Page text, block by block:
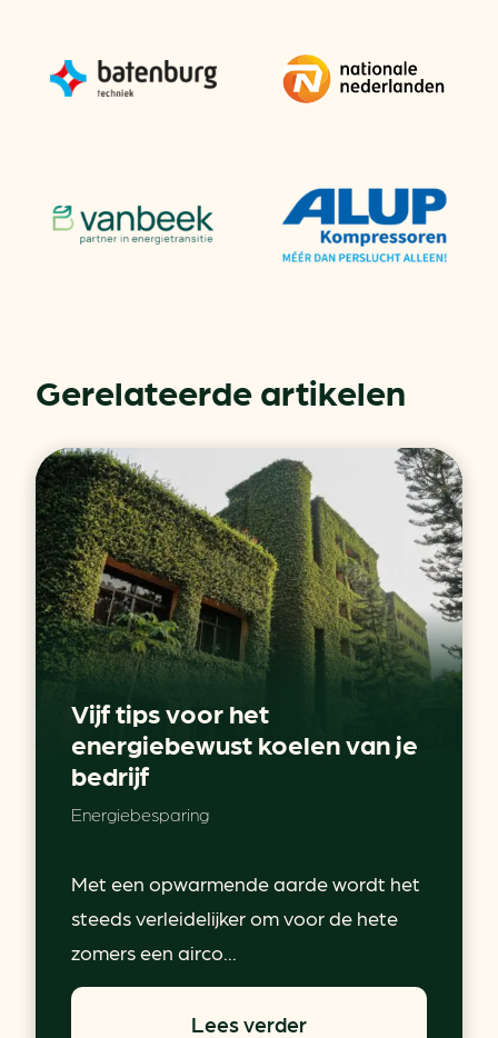
Gerelateerde artikelen
Vijf tips voor het
energiebewust koelen van je
bedrijf
Energiebesparing
Met een opwarmende aarde wordt het
steeds verleidelijker om voor de hete
zomers een airco...
Lees verder